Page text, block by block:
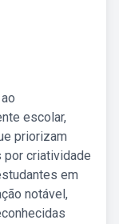
escolar,
priorizam
por criatividade
em
notável,